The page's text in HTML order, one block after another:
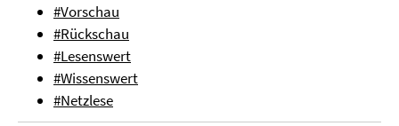
#Vorschau
#Rückschau
#Lesenswert
#Wissenswert
#Netzlese